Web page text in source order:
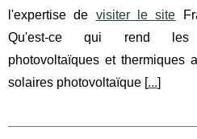
l'expertise de visiter le site
Qu'est-ce qui rend les
photovoltaïques et thermiques
solaires photovoltaïque [...]